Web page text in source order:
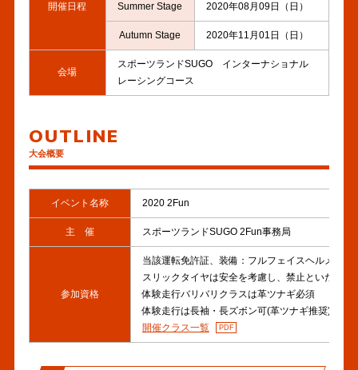
開催日程 Summer Stage 2020年08月09日（日）
Autumn Stage 2020年11月01日（日）
会場
スポーツランドSUGO インターナショナル
レーシングコース
OUTLINE
大会概要
イベント名称 2020 2Fun
主 催 スポーツランドSUGO 2Fun事務局
参加資格
当該運転免許証、装備：フルフェイスヘルメッ
スリックタイヤは安全を考慮し、禁止といたしま
体験走行バリバリクラスは革ツナギ必須
体験走行は長袖・長ズボン可(革ツナギ推奨)
開催クラス一覧